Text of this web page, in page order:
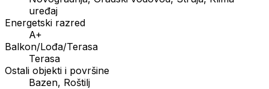
uređaj
Energetski razred
A+
Balkon/Lođa/Terasa
Terasa
Ostali objekti i površine
Bazen, Roštilj